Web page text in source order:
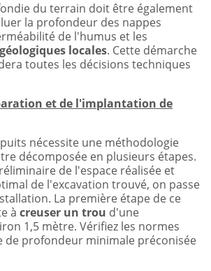
du terrain doit être également
la profondeur des nappes
de l'humus et les
locales. Cette démarche
toutes les décisions techniques
et de l'implantation de
nécessite une méthodologie
décomposée en plusieurs étapes.
de l'espace réalisée et
de l'excavation trouvé, on passe
La première étape de ce
à creuser un trou d'une
1,5 mètre. Vérifiez les normes
de profondeur minimale préconisée